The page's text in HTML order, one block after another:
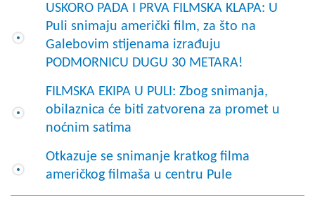
USKORO PADA I PRVA FILMSKA KLAPA: U
Puli snimaju američki film, za što na
Galebovim stijenama izrađuju
PODMORNICU DUGU 30 METARA!
FILMSKA EKIPA U PULI: Zbog snimanja,
obilaznica će biti zatvorena za promet u
noćnim satima
Otkazuje se snimanje kratkog filma
američkog filmaša u centru Pule